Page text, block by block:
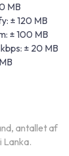
MB
± 120 MB
± 100 MB
± 20 MB
antallet af
Lanka.